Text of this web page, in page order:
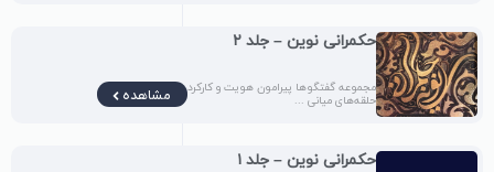
حکمرانی نوین – جلد ۲
مجموعه گفتگوها پیرامون هویت و کارکرد
حلقه‌های میانی ...
مشاهده
حکمرانی نوین – جلد ۱